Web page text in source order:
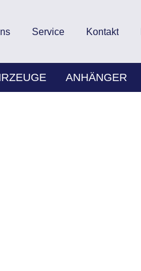
Service Kontakt
ANHÄNGER